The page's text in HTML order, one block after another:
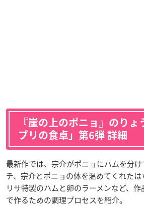
『崖の上のポニョ』のりょ
ブリの食卓」第6弾 詳細
最新作では、宗介がポニョにハムを分
チ、宗介とポニョの体を温めてくれたは
リサ特製のハムと卵のラーメンなど、
で作るための調理プロセスを紹介。